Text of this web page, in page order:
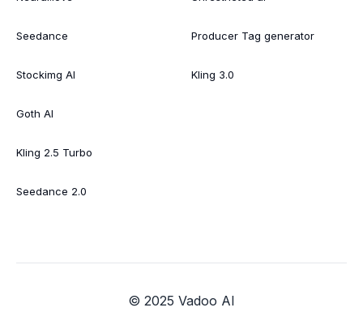
Seedance
Stockimg AI
Goth AI
Kling 2.5 Turbo
Seedance 2.0
Producer Tag generator
Kling 3.0
© 2025 Vadoo AI